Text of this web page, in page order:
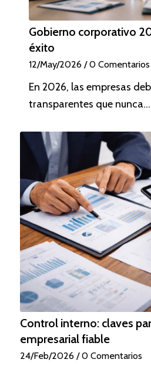
Gobierno corporativo
éxito
12/May/2026 / 0 Comentarios
En 2026, las empresas
transparentes que
Control interno: claves
empresarial fiable
24/Feb/2026 / 0 Comentarios